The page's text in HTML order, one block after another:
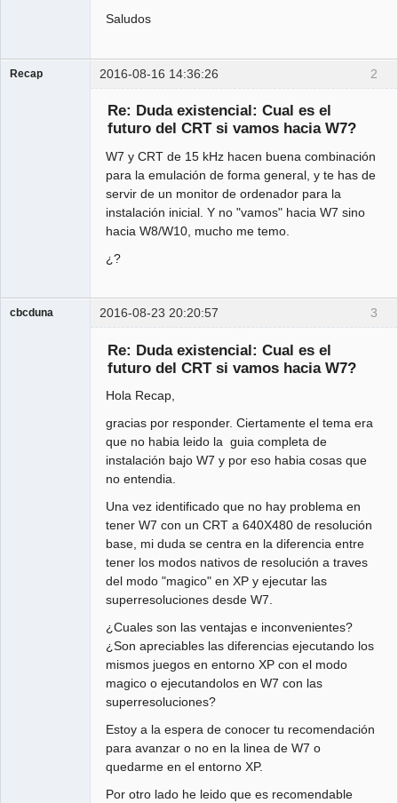
Saludos
2
Recap 2016-08-16 14:36:26
Re: Duda existencial: Cual es el
futuro del CRT si vamos hacia W7?
W7 y CRT de 15 kHz hacen buena combinación
para la emulación de forma general, y te has de
servir de un monitor de ordenador para la
instalación inicial. Y no "vamos" hacia W7 sino
hacia W8/W10, mucho me temo.
¿?
3
cbcduna 2016-08-23 20:20:57
Re: Duda existencial: Cual es el
futuro del CRT si vamos hacia W7?
Hola Recap,
gracias por responder. Ciertamente el tema era
que no habia leido la guia completa de
instalación bajo W7 y por eso habia cosas que
no entendia.
Una vez identificado que no hay problema en
tener W7 con un CRT a 640X480 de resolución
base, mi duda se centra en la diferencia entre
tener los modos nativos de resolución a traves
del modo "magico" en XP y ejecutar las
superresoluciones desde W7.
¿Cuales son las ventajas e inconvenientes?
¿Son apreciables las diferencias ejecutando los
mismos juegos en entorno XP con el modo
magico o ejecutandolos en W7 con las
superresoluciones?
Estoy a la espera de conocer tu recomendación
para avanzar o no en la linea de W7 o
quedarme en el entorno XP.
Por otro lado he leido que es recomendable